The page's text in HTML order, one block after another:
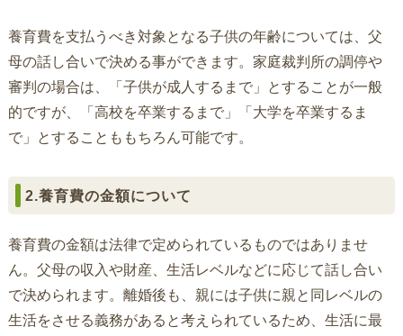
養育費を支払うべき対象となる子供の年齢については、父
母の話し合いで決める事ができます。家庭裁判所の調停や
審判の場合は、「子供が成人するまで」とすることが一般
的ですが、「高校を卒業するまで」「大学を卒業するま
で」とすることももちろん可能です。
2.養育費の金額について
養育費の金額は法律で定められているものではありませ
ん。父母の収入や財産、生活レベルなどに応じて話し合い
で決められます。離婚後も、親には子供に親と同レベルの
生活をさせる義務があると考えられているため、生活に最